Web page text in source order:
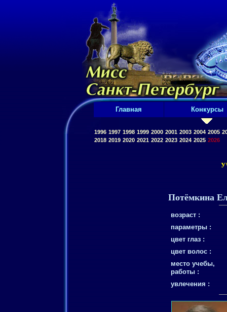
Главная Конкурсы
1996 1997 1998 1999 2000 2001 2003 2004 2005
2018 2019 2020 2021 2022 2023 2024 2025 2026
Потёмкина
возраст :
параметры :
цвет глаз :
цвет волос :
место учебы,
работы :
увлечения :